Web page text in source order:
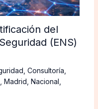
del
(ENS)
Consultoría
Madrid Nacional